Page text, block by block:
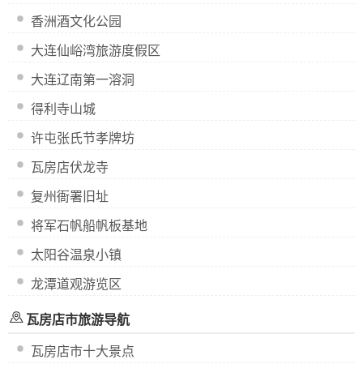
香洲酒文化公园
大连仙峪湾旅游度假区
大连辽南第一溶洞
得利寺山城
许屯张氏节孝牌坊
瓦房店伏龙寺
复州衙署旧址
将军石帆船帆板基地
太阳谷温泉小镇
龙潭道观游览区
瓦房店市旅游导航
瓦房店市十大景点